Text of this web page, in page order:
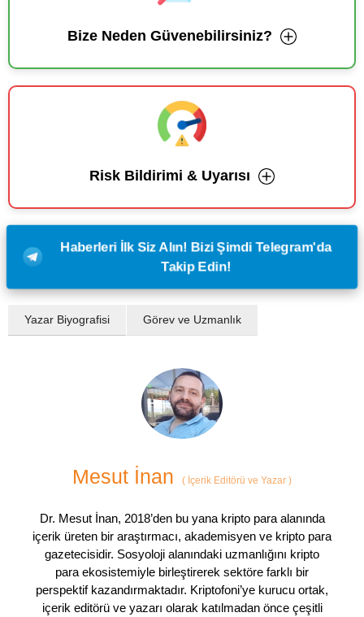
Bize Neden Güvenebilirsiniz?
Risk Bildirimi & Uyarısı
Haberleri İlk Siz Alın! Bizi Şimdi Telegram'da
Takip Edin!
Yazar Biyografisi Görev ve Uzmanlık
Mesut İnan ( İçerik Editörü ve Yazar )
Dr. Mesut İnan, 2018’den bu yana kripto para alanında
içerik üreten bir araştırmacı, akademisyen ve kripto para
gazetecisidir. Sosyoloji alanındaki uzmanlığını kripto
para ekosistemiyle birleştirerek sektöre farklı bir
perspektif kazandırmaktadır. Kriptofoni’ye kurucu ortak,
içerik editörü ve yazarı olarak katılmadan önce çeşitli